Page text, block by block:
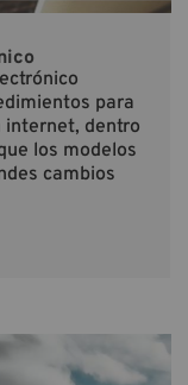
para
internet, dentro
los modelos
cambios